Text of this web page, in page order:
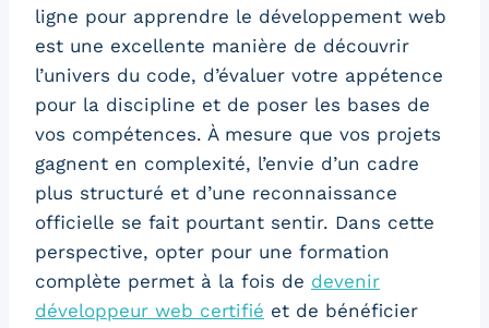
ligne pour apprendre le développement web
est une excellente manière de découvrir
l’univers du code, d’évaluer votre appétence
pour la discipline et de poser les bases de
vos compétences. À mesure que vos projets
gagnent en complexité, l’envie d’un cadre
plus structuré et d’une reconnaissance
officielle se fait pourtant sentir. Dans cette
perspective, opter pour une formation
complète permet à la fois de devenir
développeur web certifié et de bénéficier